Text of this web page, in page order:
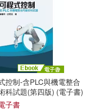
控制-含PLC與機電整合
科試題(第四版) (電子書)
子書